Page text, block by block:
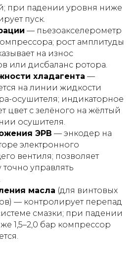
при падении уровня ниже
пуск.
— пьезоакселерометр
рост амплитуды
на износ
или дисбаланс ротора.
хладагента —
на линии жидкости
осушителя; индикаторное
цвет с зелёного на жёлтый
осушителя.
ЭРВ — энкодер на
электронного
вентиля; позволяет
точно управлять
масла (для винтовых
— контролирует перепад
смазки; при падении
1,5–2,0 бар компрессор